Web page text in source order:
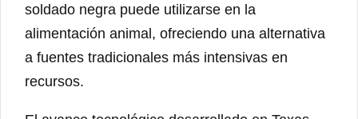
soldado negra puede utilizarse en la
alimentación animal, ofreciendo una alternativa
a fuentes tradicionales más intensivas en
recursos.